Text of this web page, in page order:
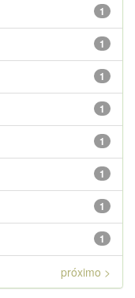
1
1
1
1
1
1
1
1
próximo >